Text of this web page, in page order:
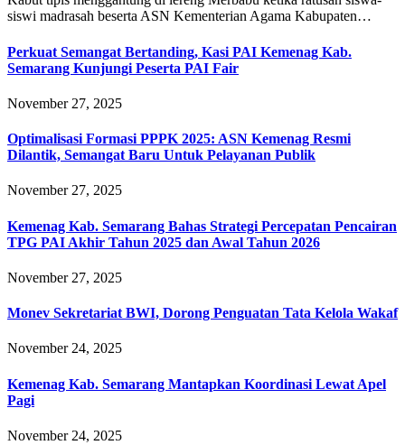
siswi madrasah beserta ASN Kementerian Agama Kabupaten…
Perkuat Semangat Bertanding, Kasi PAI Kemenag Kab.
Semarang Kunjungi Peserta PAI Fair
November 27, 2025
Optimalisasi Formasi PPPK 2025: ASN Kemenag Resmi
Dilantik, Semangat Baru Untuk Pelayanan Publik
November 27, 2025
Kemenag Kab. Semarang Bahas Strategi Percepatan Pencairan
TPG PAI Akhir Tahun 2025 dan Awal Tahun 2026
November 27, 2025
Monev Sekretariat BWI, Dorong Penguatan Tata Kelola Wakaf
November 24, 2025
Kemenag Kab. Semarang Mantapkan Koordinasi Lewat Apel
Pagi
November 24, 2025